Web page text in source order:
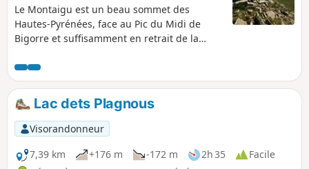
Le Montaigu est un beau sommet des
Hautes-Pyrénées, face au Pic du Midi de
Bigorre et suffisamment en retrait de la
belle vue à 360°. Ce versant par les crêtes de
Hautacam est le plus long, mais c'est le plus
beau et le plus sauvage. Il offre quelques
parties aériennes qui rajoutent un certain
intérêt ! A n'entreprendre que si le temps est
parfaitement dégagé !
Lac dets Plagnous
Visorandonneur
7,39 km
+176 m -172 m 2h 35
Facile